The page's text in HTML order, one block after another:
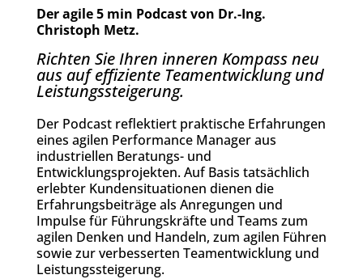
Der agile 5 min Podcast von Dr.-Ing.
Christoph Metz.
Richten Sie Ihren inneren Kompass neu
aus auf effiziente Teamentwicklung und
Leistungssteigerung.
Der Podcast reflektiert praktische Erfahrungen
eines agilen Performance Manager aus
industriellen Beratungs- und
Entwicklungsprojekten. Auf Basis tatsächlich
erlebter Kundensituationen dienen die
Erfahrungsbeiträge als Anregungen und
Impulse für Führungskräfte und Teams zum
agilen Denken und Handeln, zum agilen Führen
sowie zur verbesserten Teamentwicklung und
Leistungssteigerung.